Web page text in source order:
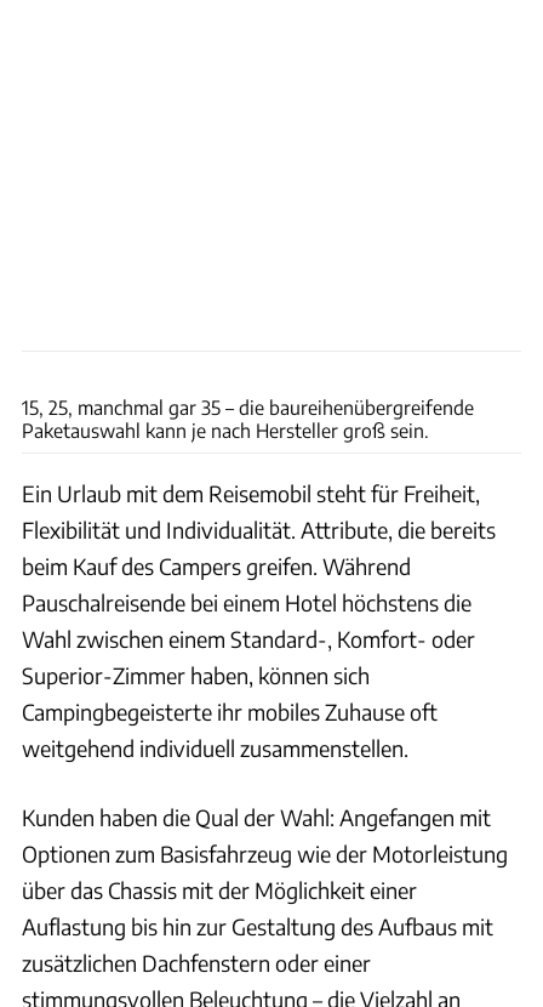
15, 25, manchmal gar 35 – die baureihenübergreifende
Paketauswahl kann je nach Hersteller groß sein.
Ein Urlaub mit dem Reisemobil steht für Freiheit,
Flexibilität und Individualität. Attribute, die bereits
beim Kauf des Campers greifen. Während
Pauschalreisende bei einem Hotel höchstens die
Wahl zwischen einem Standard-, Komfort- oder
Superior-Zimmer haben, können sich
Campingbegeisterte ihr mobiles Zuhause oft
weitgehend individuell zusammenstellen.
Kunden haben die Qual der Wahl: Angefangen mit
Optionen zum Basisfahrzeug wie der Motorleistung
über das Chassis mit der Möglichkeit einer
Auflastung bis hin zur Gestaltung des Aufbaus mit
zusätzlichen Dachfenstern oder einer
stimmungsvollen Beleuchtung – die Vielzahl an